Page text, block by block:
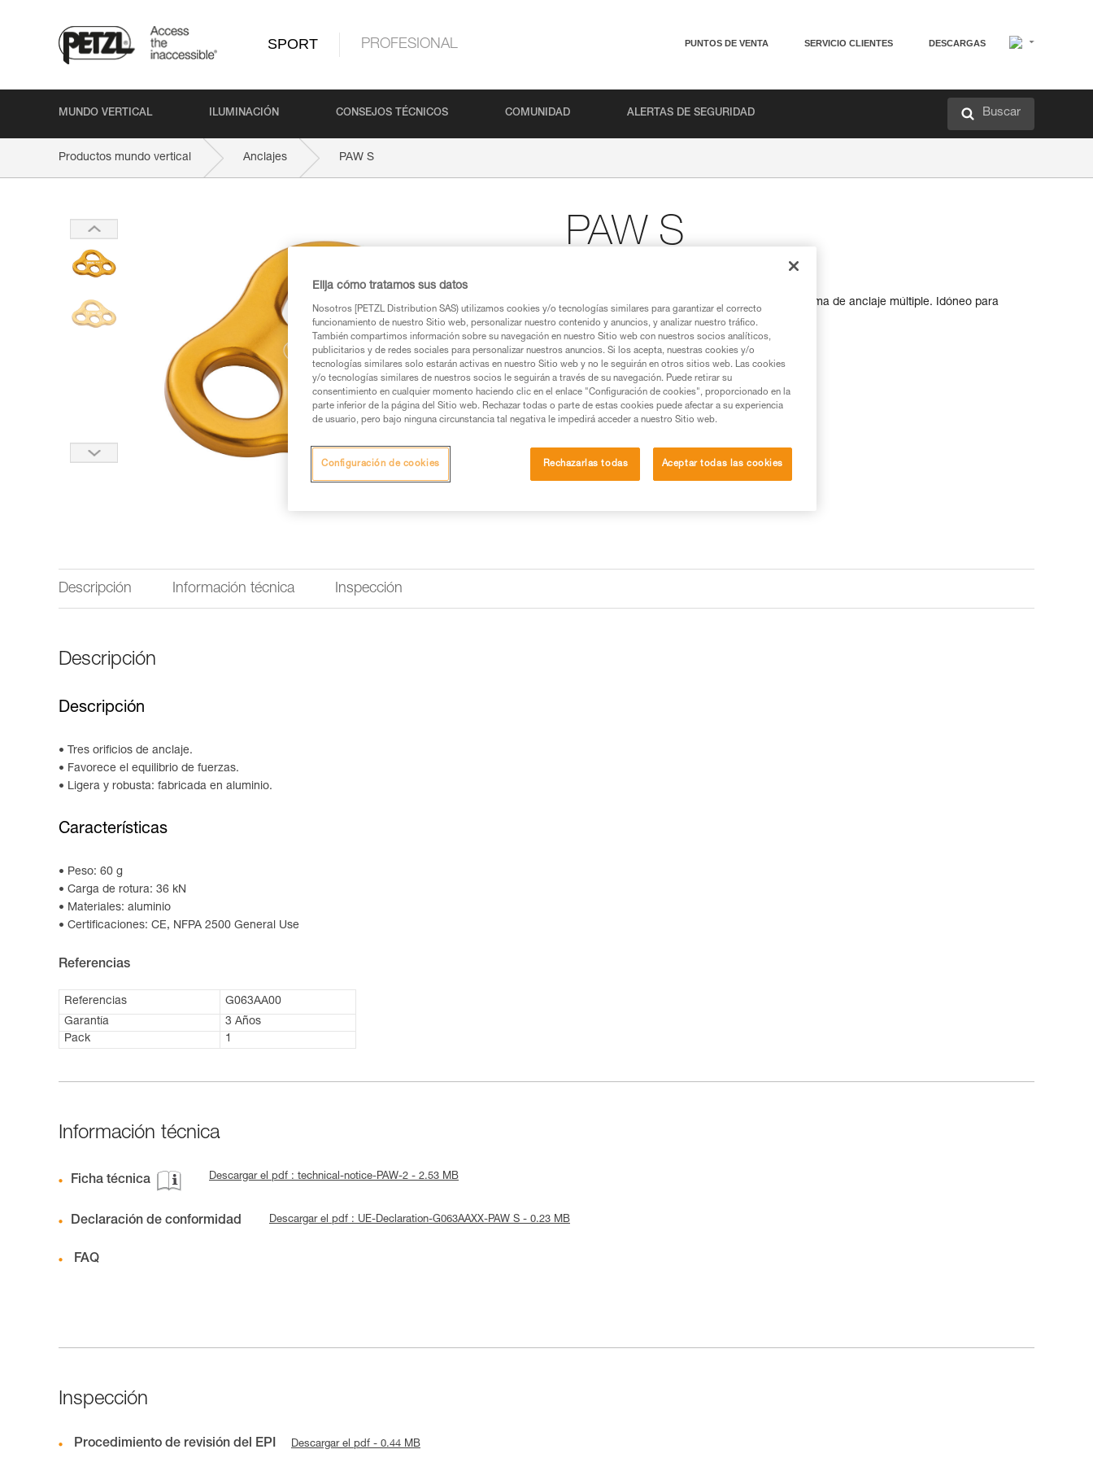
SPORT PROFESIONAL PUNTOS DE VENTA SERVICIO CLIENTES DESCARGAS
MUNDO VERTICAL ILUMINACIÓN CONSEJOS TÉCNICOS COMUNIDAD ALERTAS DE SEGURIDAD Buscar
Productos mundo vertical Anclajes PAW S
PAW S
Para organizar la reunión y disponer de un sistema de anclaje múltiple. Idóneo para
grandes paredes y para instalar tirolinas.
Buscar un punto de venta
Descripción Información técnica Inspección
Descripción
Descripción
Tres orificios de anclaje.
Favorece el equilibrio de fuerzas.
Ligera y robusta: fabricada en aluminio.
Características
Peso: 60 g
Carga de rotura: 36 kN
Materiales: aluminio
Certificaciones: CE, NFPA 2500 General Use
Referencias
Referencias
G063AA00
Garantía
3 Años
Pack
1
Información técnica
Ficha técnica Descargar el pdf : technical-notice-PAW-2 - 2.53 MB
Declaración de conformidad Descargar el pdf : UE-Declaration-G063AAXX-PAW S - 0.23 MB
FAQ
Inspección
Procedimiento de revisión del EPI Descargar el pdf - 0.44 MB
Elija cómo tratamos sus datos
Nosotros [PETZL Distribution SAS) utilizamos cookies y/o tecnologías similares para garantizar el correcto
funcionamiento de nuestro Sitio web, personalizar nuestro contenido y anuncios, y analizar nuestro tráfico.
También compartimos información sobre su navegación en nuestro Sitio web con nuestros socios analíticos,
publicitarios y de redes sociales para personalizar nuestros anuncios. Si los acepta, nuestras cookies y/o
tecnologías similares solo estarán activas en nuestro Sitio web y no le seguirán en otros sitios web. Las cookies
y/o tecnologías similares de nuestros socios le seguirán a través de su navegación. Puede retirar su
consentimiento en cualquier momento haciendo clic en el enlace "Configuración de cookies", proporcionado en la
parte inferior de la página del Sitio web. Rechazar todas o parte de estas cookies puede afectar a su experiencia
de usuario, pero bajo ninguna circunstancia tal negativa le impedirá acceder a nuestro Sitio web.
Rechazarlas todas Aceptar todas las cookies
Configuración de cookies